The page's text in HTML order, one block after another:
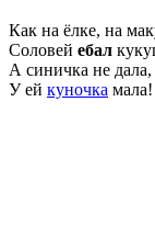
Как на ёлке, на
Соловей ебал
А синичка не
У ей куночка мала!